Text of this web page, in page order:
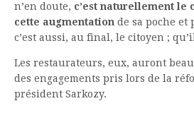
n’en doute, c’est naturellement le
cette augmentation de sa poche et
c’est aussi, au final, le citoyen ;
Les restaurateurs, eux, auront
des engagements pris lors de la
président Sarkozy.